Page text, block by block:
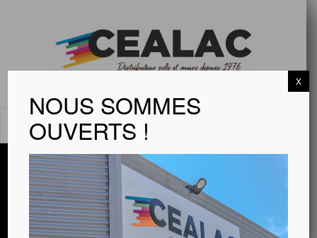
MENU
NOUS SOMMES
OUVERTS !
X